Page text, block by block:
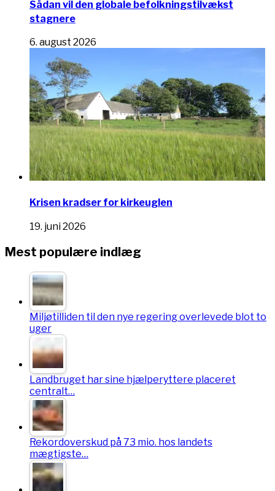
Sådan vil den globale befolkningstilvækst
stagnere
6. august 2026
Krisen kradser for kirkeuglen
19. juni 2026
Mest populære indlæg
Miljøtilliden til den nye regering overlevede blot to
uger
Landbruget har sine hjælperyttere placeret
centralt…
Rekordoverskud på 73 mio. hos landets
mægtigste…